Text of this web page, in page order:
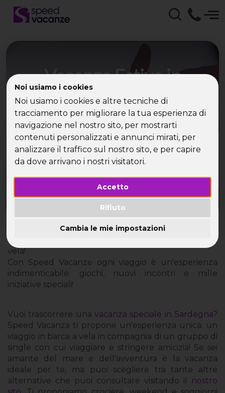
Noi usiamo i cookies
Noi usiamo i cookies e altre tecniche di
tracciamento per migliorare la tua esperienza di
navigazione nel nostro sito, per mostrarti
contenuti personalizzati e annunci mirati, per
analizzare il traffico sul nostro sito, e per capire
da dove arrivano i nostri visitatori.
Accetto
Rifiuto
Cambia le mie impostazioni
Vacanza Estive in
Sardegna Speed
Vacanze - weekend,
vacanze e viaggi per
single
Vacanza Estive in Sardegna: scopri l'isola in barca a
vela!
Con Speed Vacanze ogni viaggio è un'esperienza
indimenticabile: giochi, nuovi incontri e mille
iniziative speciali!
Vuoi trascorrere una vacanza speciale in Sardegna?
Speed Vacanza ti propone un'esperienza unica: un
viaggio in barca a vela in compagnia di un gruppo di
single con cui viaggiare e stringere amicizia! Se sei
amante del mare e dell'avventura è la vacanza
ideale per te, ma puoi scegliere tra tante altre
alternative che puoi consultare visitando il
nostro